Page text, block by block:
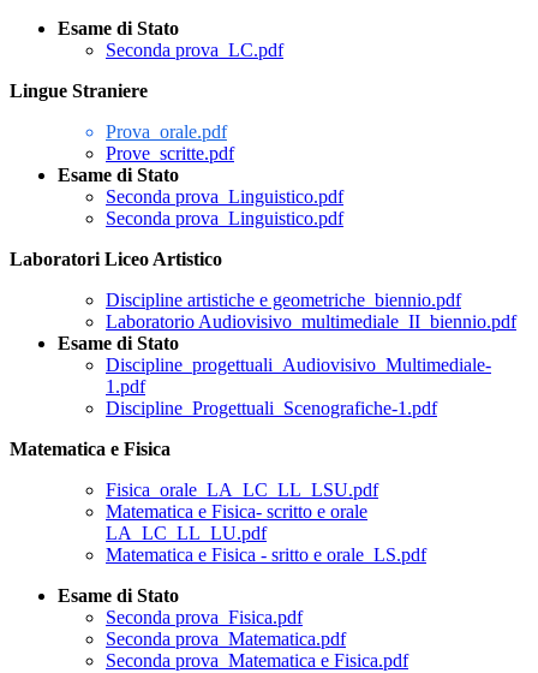
Esame di Stato
Seconda prova_LC.pdf
Lingue Straniere
Prova_orale.pdf
Prove_scritte.pdf
Esame di Stato
Seconda prova_Linguistico.pdf
Seconda prova_Linguistico.pdf
Laboratori Liceo Artistico
Discipline artistiche e geometriche_biennio.pdf
Laboratorio Audiovisivo_multimediale_II_biennio.pdf
Esame di Stato
Discipline_progettuali_Audiovisivo_Multimediale-
1.pdf
Discipline_Progettuali_Scenografiche-1.pdf
Matematica e Fisica
Fisica_orale_LA_LC_LL_LSU.pdf
Matematica e Fisica- scritto e orale
LA_LC_LL_LU.pdf
Matematica e Fisica - sritto e orale_LS.pdf
Esame di Stato
Seconda prova_Fisica.pdf
Seconda prova_Matematica.pdf
Seconda prova_Matematica e Fisica.pdf